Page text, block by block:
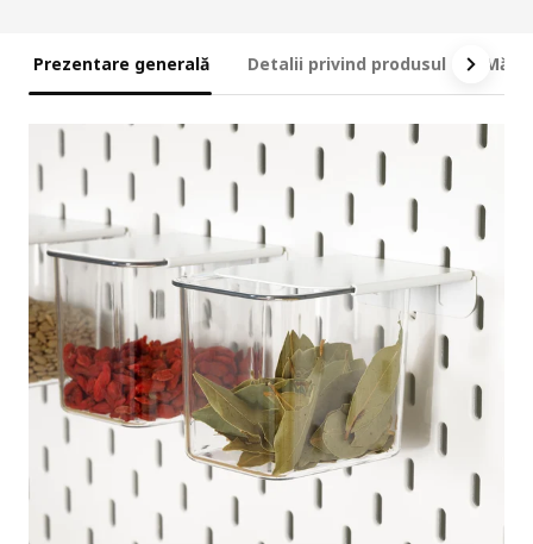
Prezentare generală Detalii privind produsul